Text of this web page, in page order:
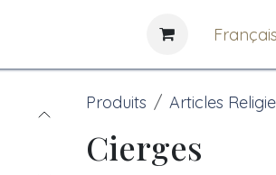
Français
Produits Articles
Cierges